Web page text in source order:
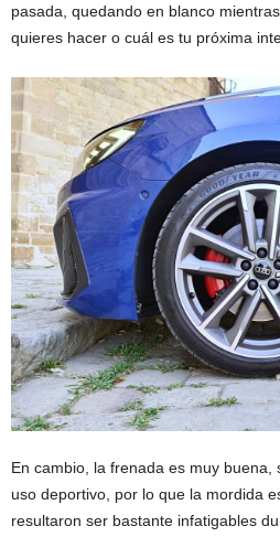
pasada, quedando en blanco
quieres hacer o cuál es tu próxima
En cambio, la frenada es muy
uso deportivo, por lo que la mordida
resultaron ser bastante infatigables